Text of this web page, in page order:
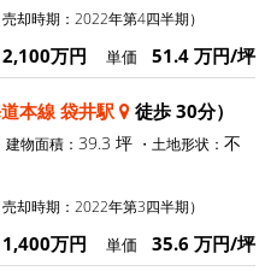
売却時期：2022年第4四半期）
2,100万円 単価 51.4 万円/坪
本線 袋井駅 徒歩 30分）
建物面積： 39.3 坪 ・土地形状： 不
売却時期：2022年第3四半期）
1,400万円 単価 35.6 万円/坪